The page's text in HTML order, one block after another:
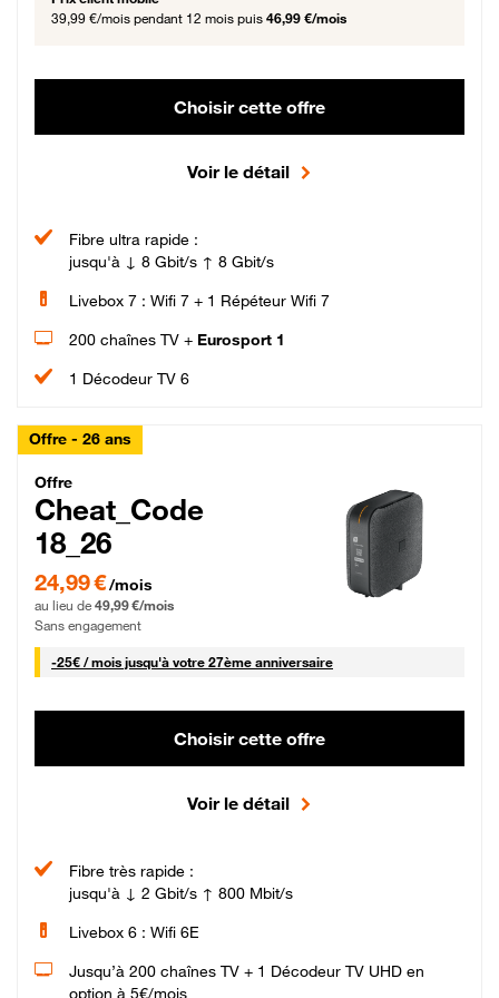
39,99 €/mois pendant 12 mois puis 46,99 €/mois
Choisir cette offre
Voir le détail
Fibre ultra rapide :
jusqu'à ↓ 8 Gbit/s ↑ 8 Gbit/s
Livebox 7 : Wifi 7 + 1 Répéteur Wifi 7
200 chaînes TV + Eurosport 1
1 Décodeur TV 6
Offre - 26 ans
Cheat_Code Fibre_18_26
Offre
Cheat_Code
18_26
24,99 € par mois pendant 0 mois puis 49,99 € par mois, Sans engagement
24,99 €/mois
au lieu de 49,99 €/mois
Sans engagement
-25€ / mois25 € par mois
jusqu'à votre 27ème anniversaire
Choisir cette offre
Voir le détail
Fibre très rapide :
jusqu'à ↓ 2 Gbit/s ↑ 800 Mbit/s
Livebox 6 : Wifi 6E
Jusqu’à 200 chaînes TV + 1 Décodeur TV UHD en
option à 5€/mois